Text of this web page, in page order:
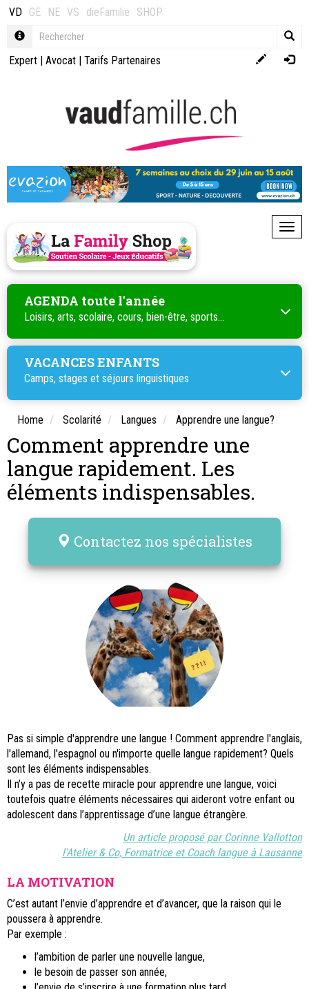
VD GE NE VS dieFamilie SHOP
Expert | Avocat | Tarifs Partenaires
AGENDA toute l'année
Loisirs, arts, scolaire, cours, bien-être, sports...
VACANCES ENFANTS
Camps, stages et séjours linguistiques
Home Scolarité Langues Apprendre une langue?
Comment apprendre une
langue rapidement. Les
éléments indispensables.
Contactez nos spécialistes
Pas si simple d'apprendre une langue ! Comment apprendre l'anglais,
l'allemand, l'espagnol ou n'importe quelle langue rapidement? Quels
sont les éléments indispensables.
Il n’y a pas de recette miracle pour apprendre une langue, voici
toutefois quatre éléments nécessaires qui aideront votre enfant ou
adolescent dans l’apprentissage d’une langue étrangère.
Un article proposé par Corinne Vallotton
l'Atelier & Co, Formatrice et Coach langue à Lausanne
LA MOTIVATION
C’est autant l’envie d’apprendre et d’avancer, que la raison qui le
poussera à apprendre.
Par exemple :
l’ambition de parler une nouvelle langue,
le besoin de passer son année,